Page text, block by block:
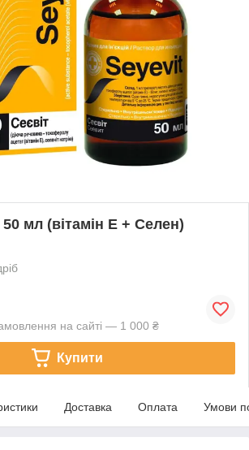
50 мл (вітамін Е + Селен)
на сайті — 1 000 ₴
Купити
Доставка Оплата Умови